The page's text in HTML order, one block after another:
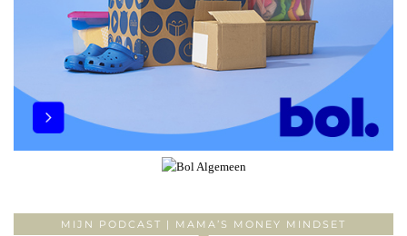
MIJN PODCAST | MAMA’S MONEY MINDSET